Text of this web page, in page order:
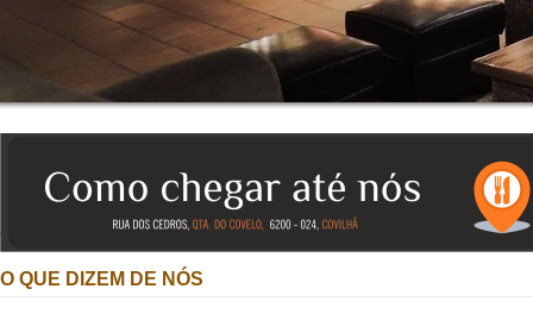
O QUE DIZEM DE NÓS